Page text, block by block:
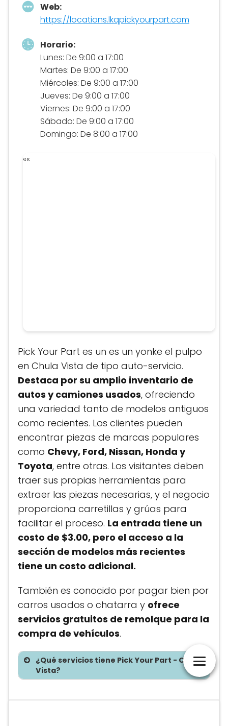
Web:
https://locations.lkqpickyourpart.com
Horario:
Lunes: De 9:00 a 17:00
Martes: De 9:00 a 17:00
Miércoles: De 9:00 a 17:00
Jueves: De 9:00 a 17:00
Viernes: De 9:00 a 17:00
Sábado: De 9:00 a 17:00
Domingo: De 8:00 a 17:00
««
Pick Your Part es un es un yonke el pulpo
en Chula Vista de tipo auto-servicio.
Destaca por su amplio inventario de
autos y camiones usados, ofreciendo
una variedad tanto de modelos antiguos
como recientes. Los clientes pueden
encontrar piezas de marcas populares
como Chevy, Ford, Nissan, Honda y
Toyota, entre otras. Los visitantes deben
traer sus propias herramientas para
extraer las piezas necesarias, y el negocio
proporciona carretillas y grúas para
facilitar el proceso. La entrada tiene un
costo de $3.00, pero el acceso a la
sección de modelos más recientes
tiene un costo adicional.
También es conocido por pagar bien por
carros usados o chatarra y ofrece
servicios gratuitos de remolque para la
compra de vehículos.
¿Qué servicios tiene Pick Your Part - Chula
Vista?